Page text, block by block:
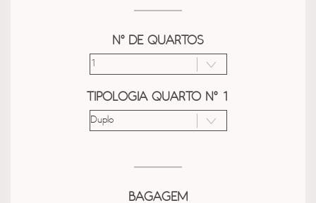
Nº DE QUARTOS
TIPOLOGIA QUARTO Nº 1
BAGAGEM